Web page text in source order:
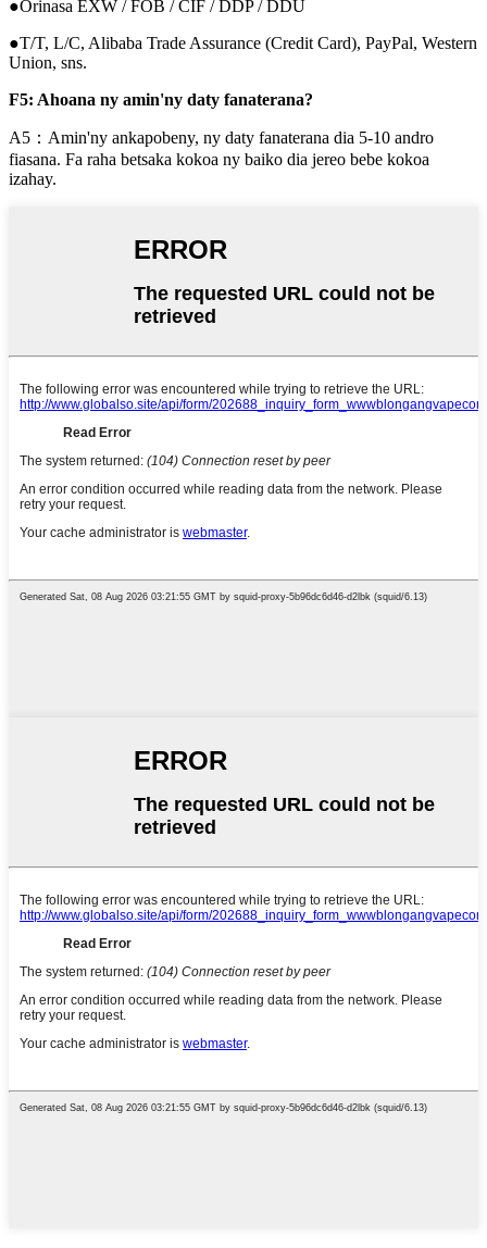
●Orinasa EXW / FOB / CIF / DDP / DDU
●T/T, L/C, Alibaba Trade Assurance (Credit Card), PayPal, Western
Union, sns.
F5: Ahoana ny amin'ny daty fanaterana?
A5：Amin'ny ankapobeny, ny daty fanaterana dia 5-10 andro
fiasana. Fa raha betsaka kokoa ny baiko dia jereo bebe kokoa
izahay.